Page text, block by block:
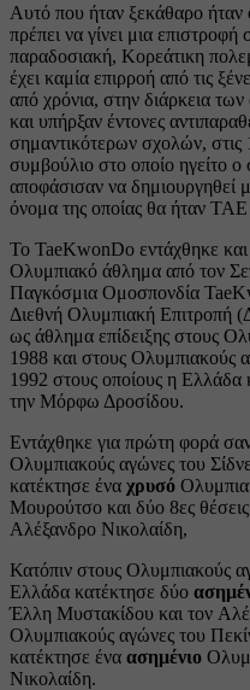
Αυτό που ήταν ξεκάθαρο ήταν
πρέπει να γίνει μια επιστροφή
παραδοσιακή, Κορεάτικη
έχει καμία επιρροή από τις
από χρόνια, στην διάρκεια των
και υπήρξαν έντονες
σημαντικότερων σχολών, στις
συμβούλιο στο οποίο ηγείτο
αποφάσισαν να δημιουργηθεί
όνομα της οποίας θα ήταν
Το TaeKwonDo εντάχθηκε
Ολυμπιακό άθλημα από τον
Παγκόσμια Ομοσπονδία
Διεθνή Ολυμπιακή Επιτροπή
ως άθλημα επίδειξης στους
1988 και στους Ολυμπιακούς
1992 στους οποίους η Ελλάδα
την Μόρφω Δροσίδου.
Εντάχθηκε για πρώτη φορά
Ολυμπιακούς αγώνες του
κατέκτησε ένα χρυσό
Μουρούτσο και δύο 8ες
Αλέξανδρο Νικολαίδη,
Κατόπιν στους Ολυμπιακούς
Ελλάδα κατέκτησε δύο
Έλλη Μυστακίδου και τον
Ολυμπιακούς αγώνες του
κατέκτησε ένα ασημένιο
Νικολαίδη.